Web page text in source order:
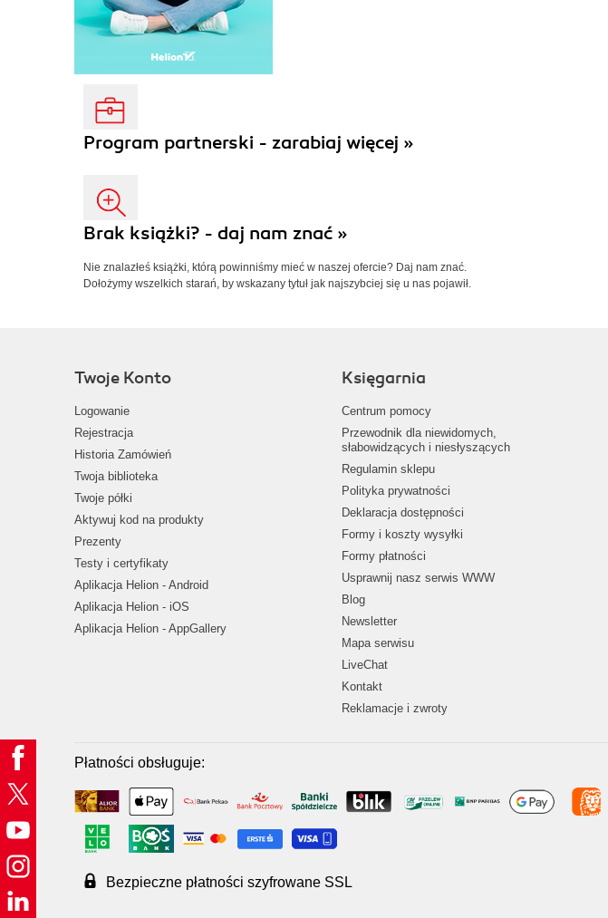
Program partnerski - zarabiaj więcej »
Brak książki? - daj nam znać »
Nie znalazłeś książki, którą powinniśmy mieć w naszej ofercie? Daj nam znać.
Dołożymy wszelkich starań, by wskazany tytuł jak najszybciej się u nas pojawił.
Twoje Konto
Logowanie
Rejestracja
Historia Zamówień
Twoja biblioteka
Twoje półki
Aktywuj kod na produkty
Prezenty
Testy i certyfikaty
Aplikacja Helion - Android
Aplikacja Helion - iOS
Aplikacja Helion - AppGallery
Księgarnia
Centrum pomocy
Przewodnik dla niewidomych,
słabowidzących i niesłyszących
Regulamin sklepu
Polityka prywatności
Deklaracja dostępności
Formy i koszty wysyłki
Formy płatności
Usprawnij nasz serwis WWW
Blog
Newsletter
Mapa serwisu
LiveChat
Kontakt
Reklamacje i zwroty
Płatności obsługuje:
Bezpieczne płatności szyfrowane SSL